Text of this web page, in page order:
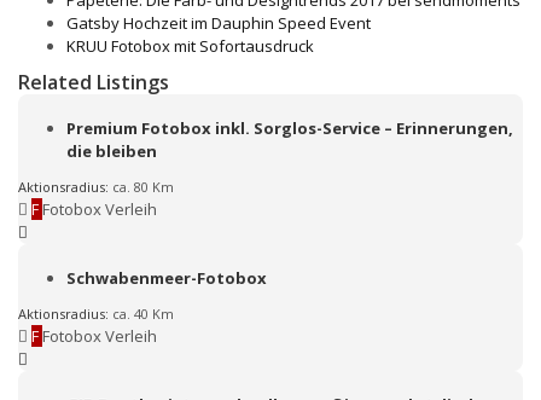
Gatsby Hochzeit im Dauphin Speed Event
KRUU Fotobox mit Sofortausdruck
Related Listings
Premium Fotobox inkl. Sorglos-Service – Erinnerungen,
die bleiben
Aktionsradius: ca. 80 Km
FFotobox Verleih
Schwabenmeer-Fotobox
Aktionsradius: ca. 40 Km
FFotobox Verleih